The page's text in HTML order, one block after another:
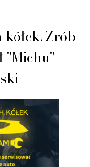
Zrób
"Michu"